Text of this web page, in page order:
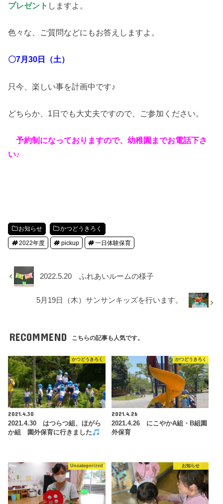
プレゼント しますよ。
色々な、ご質問などにもお答えしますよ。
〇7月30日（土）
只今、楽しい事を計画中です♪
どちらか、1日でも大丈夫ですので、ご参加ください。
予約制になっておりますので、幼稚園までお電話下さ
い♪
お知らせ かつどうきろく
2022年度 pickup 一日体験保育
2022.5.20 ふれあいルームの様子
5月19日（木）サンサンキッズを行います。
RECOMMEND こちらの記事も人気です。
かつどうきろく
2021.4.30
2021.4.30 はつらつ組、ほがら
か組 園外保育に行きました
かつどうきろく
2021.4.26
2021.4.26 にこやかA組・B組園
外保育
Uncategorized お知らせ